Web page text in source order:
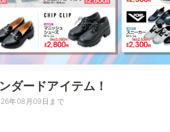
ダードアイテム！
年08月09日まで